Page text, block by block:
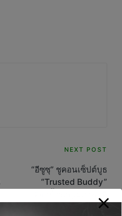
NEXT POST
“อีซูซุ” ชูคอนเซ็ปต์บูธ
“Trusted Buddy”
แมคซ์ ดีจริง” พร้อมจัด